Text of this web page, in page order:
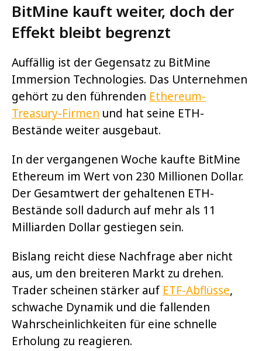
BitMine kauft weiter, doch der
Effekt bleibt begrenzt
Auffällig ist der Gegensatz zu BitMine
Immersion Technologies. Das Unternehmen
gehört zu den führenden Ethereum-
Treasury-Firmen und hat seine ETH-
Bestände weiter ausgebaut.
In der vergangenen Woche kaufte BitMine
Ethereum im Wert von 230 Millionen Dollar.
Der Gesamtwert der gehaltenen ETH-
Bestände soll dadurch auf mehr als 11
Milliarden Dollar gestiegen sein.
Bislang reicht diese Nachfrage aber nicht
aus, um den breiteren Markt zu drehen.
Trader scheinen stärker auf ETF-Abflüsse,
schwache Dynamik und die fallenden
Wahrscheinlichkeiten für eine schnelle
Erholung zu reagieren.